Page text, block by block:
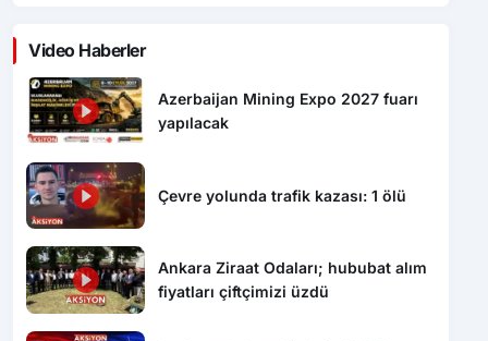
Video Haberler
Azerbaijan Mining Expo 2027 fuarı
yapılacak
Çevre yolunda trafik kazası: 1 ölü
Ankara Ziraat Odaları; hububat alım
fiyatları çiftçimizi üzdü